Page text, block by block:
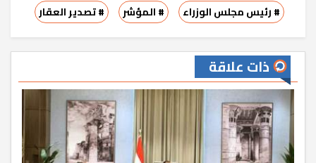
# رئيس مجلس الوزراء
# المؤشر # تصدير العقار
ذات علاقة